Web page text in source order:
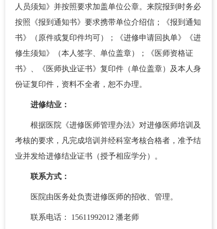
人员须知》并按照要求加盖单位公章。来院报到时务必
按照《报到通知书》要求携带单位介绍信；《报到通知
书》（原件或复印件均可）；《进修申请回执单》《进
修生须知》（本人签字、单位盖章）；《医师资格证
书》、《医师执业证书》复印件（单位盖章）及本人身
份证复印件，资料不全者，恕不办理。
进修结业：
根据医院《进修医师管理办法》对进修医师培训及
考核的要求，凡完成培训并经科室考核合格者，准予结
业并发给进修结业证书（授予相应学分）。
联系方式：
医院由医务处负责进修医师的招收、管理。
联系电话： 15611992012 潘老师